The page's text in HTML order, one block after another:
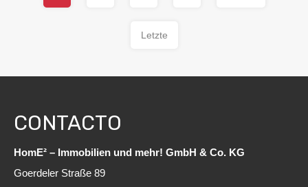
Letzte
CONTACTO
HomE² – Immobilien und mehr! GmbH & Co. KG
Goerdeler Straße 89